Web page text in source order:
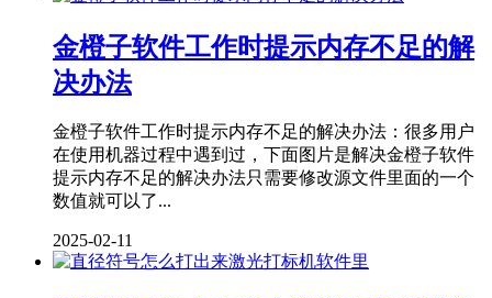
金橙子软件工作时提示内存不足的解
决办法
金橙子软件工作时提示内存不足的解决办法：很多用户
在使用机器过程中遇到过，下面图片是解决金橙子软件
提示内存不足的解决办法只需要修改源文件里面的一个
数值就可以了...
2025-02-11